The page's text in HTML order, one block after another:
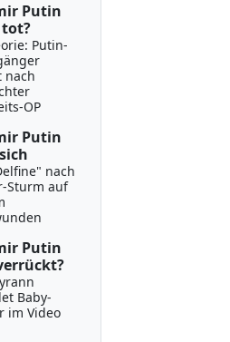
Putin
Putin-
nach
OP
Putin
nach
Sturm auf
Putin
Baby-
im Video